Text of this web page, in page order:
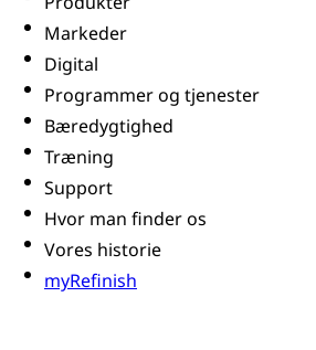
Markeder
Digital
Programmer og tjenester
Bæredygtighed
Træning
Support
Hvor man finder os
Vores historie
myRefinish